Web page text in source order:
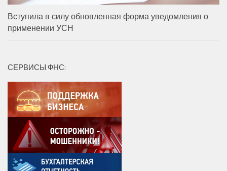
Вступила в силу обновленная форма уведомления о
применении УСН
СЕРВИСЫ ФНС: